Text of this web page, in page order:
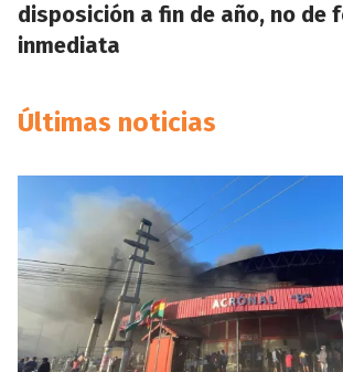
disposición a fin de año, no de
inmediata
Últimas noticias